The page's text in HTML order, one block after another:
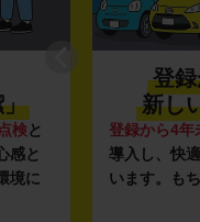
」
検と
感と
境に
登
新し
登録から4年
導入し、快
います。も